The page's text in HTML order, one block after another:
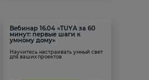
Вебинар 16.04 «TUYA за 60
минут: первые шаги к
умному дому»
Научитесь настраивать умный свет
для ваших проектов